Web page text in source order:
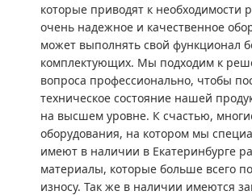
которые приводят к необходимости
очень надежное и качественное
может выполнять свой функционал
комплектующих. Мы подходим к
вопроса профессионально, чтобы
техническое состояние нашей
на высшем уровне. К счастью,
оборудования, на котором мы
имеют в наличии в Екатеринбурге
материалы, которые больше всего
износу. Так же в наличии имеются